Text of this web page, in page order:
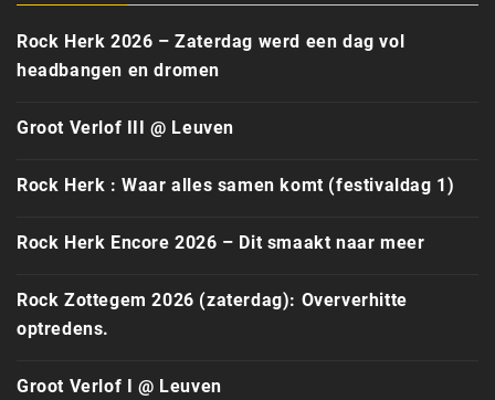
Rock Herk 2026 – Zaterdag werd een dag vol
headbangen en dromen
Groot Verlof III @ Leuven
Rock Herk : Waar alles samen komt (festivaldag 1)
Rock Herk Encore 2026 – Dit smaakt naar meer
Rock Zottegem 2026 (zaterdag): Oververhitte
optredens.
Groot Verlof I @ Leuven